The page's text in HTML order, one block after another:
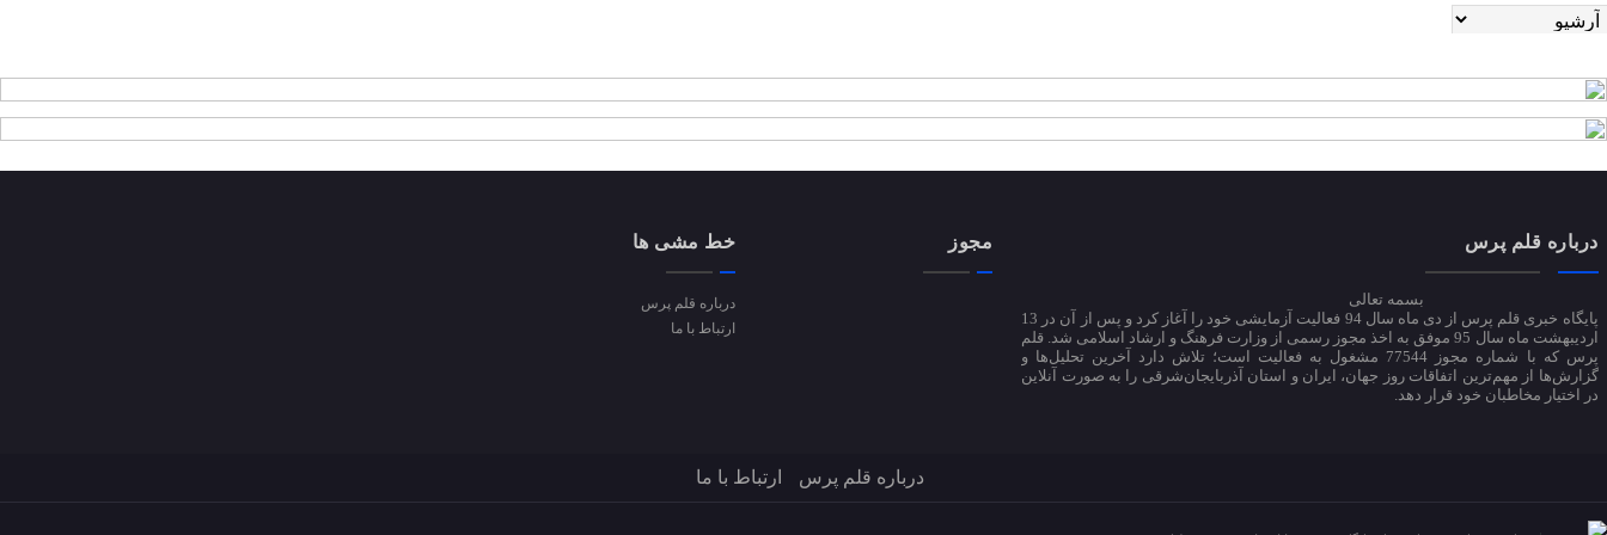
درباره قلم پرس
بسمه تعالی
پایگاه خبری قلم پرس از دی ماه سال 94 فعالیت آزمایشی خود را آغاز کرد و پس از آن در 13
اردیبهشت ماه سال 95 موفق به اخذ مجوز رسمی از وزارت فرهنگ و ارشاد اسلامی شد. قلم
پرس که با شماره مجوز 77544 مشغول به فعالیت است؛ تلاش دارد آخرین تحلیل‌ها و
گزارش‌ها از مهم‌ترین اتفاقات روز جهان، ایران و استان آذربایجان‌شرقی را به صورت آنلاین
در اختیار مخاطبان خود قرار دهد.
مجوز خط مشی ها
درباره قلم پرس
ارتباط با ما
درباره قلم پرس ارتباط با ما